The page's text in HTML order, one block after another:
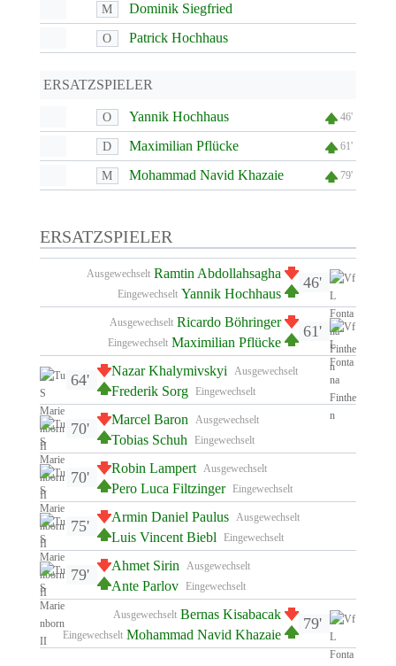
M Dominik Siegfried
O Patrick Hochhaus
ERSATZSPIELER
O Yannik Hochhaus 46'
D Maximilian Pflücke 61'
M Mohammad Navid Khazaie 79'
ERSATZSPIELER
46'
Ausgewechselt Ramtin Abdollahsagha
Eingewechselt Yannik Hochhaus
61'
Ausgewechselt Ricardo Böhringer
Eingewechselt Maximilian Pflücke
Ausgewechselt
Nazar Khalymivskyi
Eingewechselt
Frederik Sorg
64'
Ausgewechselt
Marcel Baron
Eingewechselt
Tobias Schuh
70'
Ausgewechselt
Robin Lampert
Eingewechselt
Pero Luca Filtzinger
70'
Ausgewechselt
Armin Daniel Paulus
Eingewechselt
Luis Vincent Biebl
75'
Ausgewechselt
Ahmet Sirin
Eingewechselt
Ante Parlov
79'
79'
Ausgewechselt Bernas Kisabacak
Eingewechselt Mohammad Navid Khazaie